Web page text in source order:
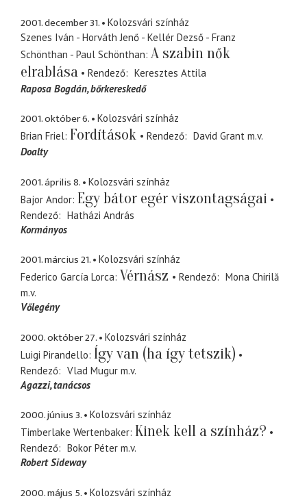
2001. december 31.
Kolozsvári színház
Szenes Iván - Horváth Jenő - Kellér Dezső - Franz
Schönthan - Paul Schönthan A szabin nők
elrablása
Rendező
Keresztes Attila
Raposa Bogdán bőrkereskedő
2001. október 6.
Kolozsvári színház
Brian Friel Fordítások Rendező David Grant m.v.
Doalty
2001. április 8.
Kolozsvári színház
Bajor Andor Egy bátor egér viszontagságai
Rendező
Hatházi András
Kormányos
2001. március 21.
Kolozsvári színház
Federico García Lorca Vérnász Rendező
Mona Chirilă
m.v.
Vőlegény
2000. október 27.
Kolozsvári színház
Luigi Pirandello Így van (ha így tetszik)
Rendező Vlad Mugur m.v.
Agazzi, tanácsos
2000. június 3.
Kolozsvári színház
Timberlake Wertenbaker Kinek kell a színház?
Rendező Bokor Péter m.v.
Robert Sideway
2000. május 5. Kolozsvári színház